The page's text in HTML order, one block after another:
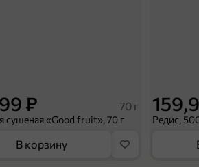
₽ 70 г
сушеная «Good fruit», 70 г
В корзину
Редис,